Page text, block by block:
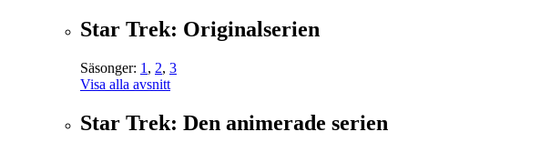
Star Trek: Originalserien
Säsonger: 1 , 2, 3
Visa alla avsnitt
Star Trek: Den animerade serien